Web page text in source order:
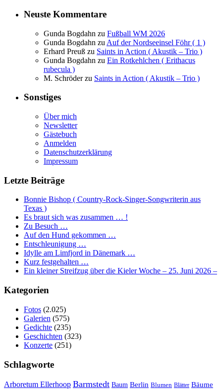
Neuste Kommentare
Gunda Bogdahn zu Fußball WM 2026
Gunda Bogdahn zu Auf der Nordseeinsel Föhr ( 1 )
Erhard Preuß zu Saints in Action ( Akustik – Trio )
Gunda Bogdahn zu Ein Rotkehlchen ( Erithacus
rubecula )
M. Schröderzu Saints in Action ( Akustik – Trio )
Sonstiges
Über mich
Newsletter
Gästebuch
Anmelden
Datenschutzerklärung
Impressum
Letzte Beiträge
Bonnie Bishop ( Country-Rock-Singer-Songwriterin aus
Texas )
Es braut sich was zusammen … !
Zu Besuch …
Auf den Hund gekommen …
Entschleunigung …
Idylle am Limfjord in Dänemark …
Kurz festgehalten …
Ein kleiner Streifzug über die Kieler Woche – 25. Juni 2026 –
Kategorien
Fotos (2.025)
Galerien (575)
Gedichte (235)
Geschichten (323)
Konzerte (251)
Schlagworte
Arboretum Ellerhoop Barmstedt Baum Berlin Blumen Blätter Bäume